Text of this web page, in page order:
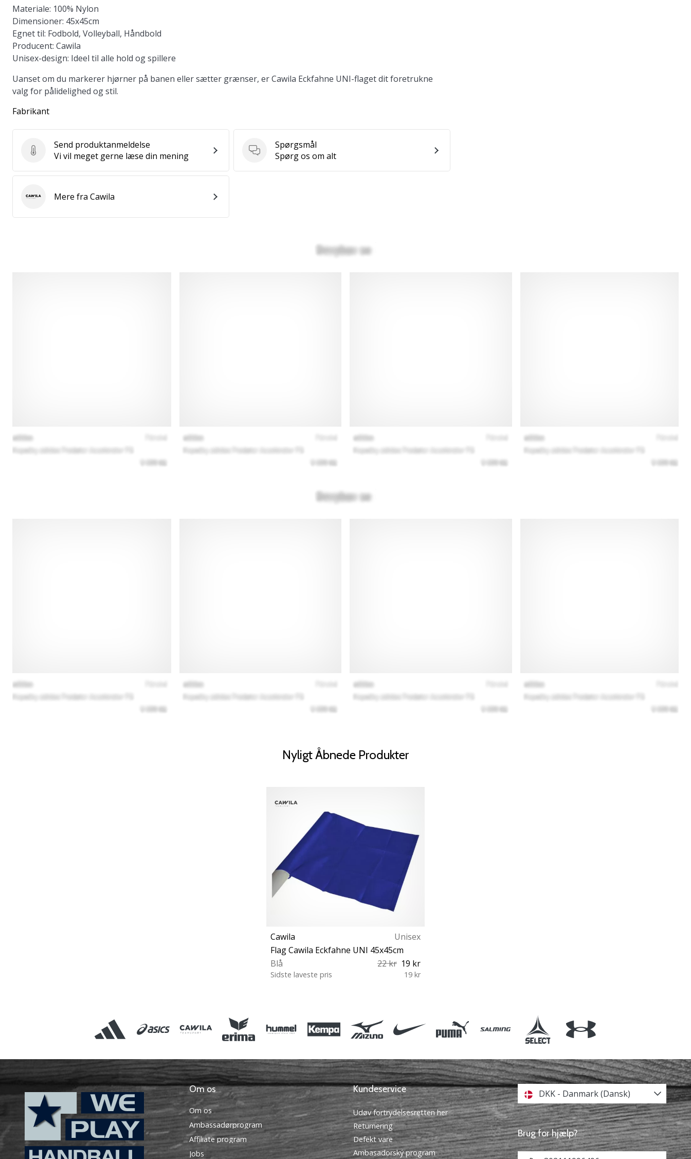
Materiale: 100% Nylon
Dimensioner: 45x45cm
Egnet til: Fodbold, Volleyball, Håndbold
Producent: Cawila
Unisex-design: Ideel til alle hold og spillere
Uanset om du markerer hjørner på banen eller sætter grænser, er Cawila Eckfahne UNI-flaget dit foretrukne
valg for pålidelighed og stil.
Fabrikant
Send produktanmeldelse
Send produktanmeldelse
Vi vil meget gerne læse din mening
Spørgsmål
Spørgsmål
Spørg os om alt
CawilaMere fra Cawila
Nyligt Åbnede Produkter
Cawila
Unisex
Flag Cawila Eckfahne UNI 45x45cm
Blå
22 kr 19 kr
Sidste laveste pris 19 kr
Om os
Om os
Ambassadørprogram
Affiliate program
Jobs
Kundeservice
Udøv fortrydelsesretten her
Returnering
Defekt vare
Ambasadorský program
DKK - Danmark (Dansk)
Brug for hjælp?